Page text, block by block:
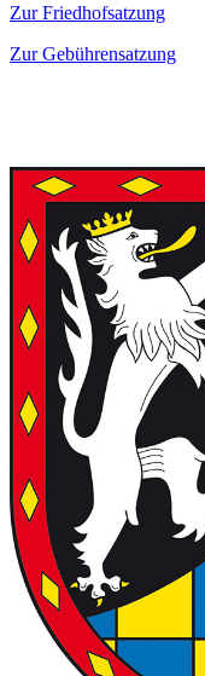
Zur Friedhofsatzung
Zur Gebührensatzung